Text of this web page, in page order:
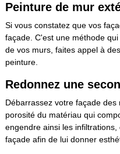
Peinture de mur
Si vous constatez que vos
façade. C'est une méthode
de vos murs, faites appel à
peinture.
Redonnez une
Débarrassez votre façade
porosité du matériau qui
engendre ainsi les
façade afin de lui donner